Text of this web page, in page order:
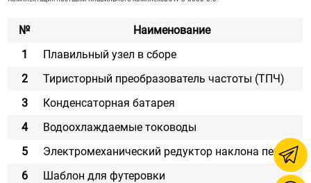
№
Наименование
1
Плавильный узел в сборе
2
Тиристорный преобразователь частоты (ТПЧ)
3
Конденсаторная батарея
4
Водоохлаждаемые тоководы
5
Электромеханический редуктор наклона печи
6
Шаблон для футеровки